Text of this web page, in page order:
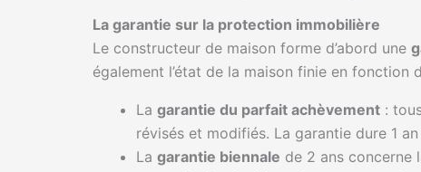
La garantie sur la protection immobilière
Le constructeur de maison forme d’abord une
également l’état de la maison finie en fonction
La garantie du parfait achèvement :
révisés et modifiés. La garantie dure 1
La garantie biennale de 2 ans concerne